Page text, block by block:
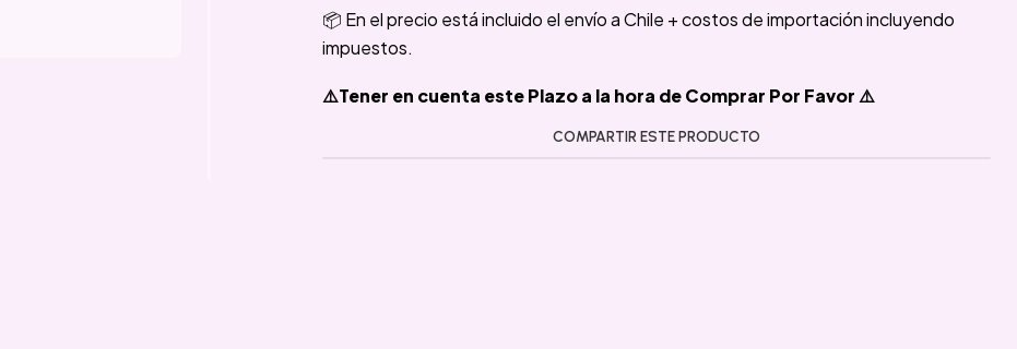
📦 En el precio está incluido el envío a Chile + costos de importación incluyendo
impuestos.
⚠️Tener en cuenta este Plazo a la hora de Comprar Por Favor ⚠️
COMPARTIR ESTE PRODUCTO